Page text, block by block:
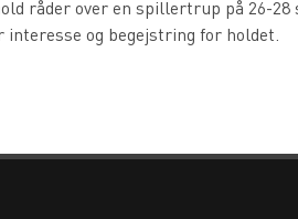
råder over en spillertrup på 26-
og begejstring for holdet.